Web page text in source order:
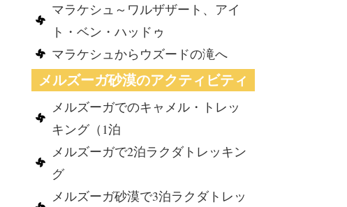
マラケシュ～ワルザザート、アイ
ト・ベン・ハッドゥ
マラケシュからウズードの滝へ
メルズーガ砂漠のアクティビティ
メルズーガでのキャメル・トレッ
キング（1泊
メルズーガで2泊ラクダトレッキン
グ
メルズーガ砂漠で3泊ラクダトレッ